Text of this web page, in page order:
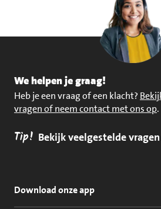
We helpen je graag!
Heb je een vraag of een klacht?
vragen of neem contact met ons op.
Tip! Bekijk veelgestelde vragen
Download onze app